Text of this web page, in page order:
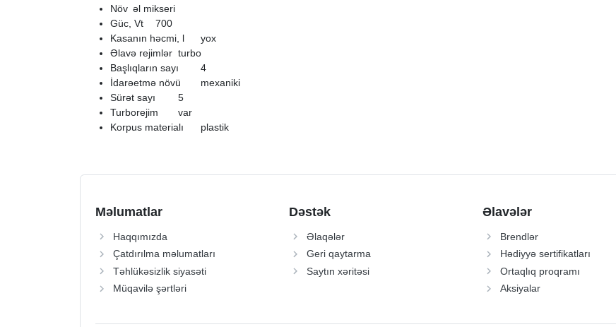
Növ əl mikseri
Güc, Vt
700
Kasanın həcmi, l
yox
Əlavə rejimlər turbo
Başlıqların sayı
4
İdarəetmə növü
mexaniki
Sürət sayı
5
Turborejim
var
Korpus materialı
plastik
Məlumatlar
Haqqımızda
Çatdırılma məlumatları
Təhlükəsizlik siyasəti
Müqavilə şərtləri
Dəstək
Əlaqələr
Geri qaytarma
Saytın xəritəsi
Əlavələr
Brendlər
Hədiyyə sertifikatları
Ortaqlıq proqramı
Aksiyalar